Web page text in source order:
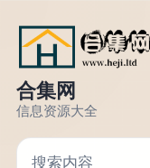
合集网
信息资源大全
搜索